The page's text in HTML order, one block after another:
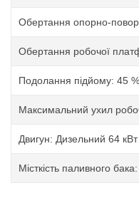
Обертання опорно-
Обертання робочої
Подолання підйому: 45 %
Максимальний ухил
Двигун: Дизельний 64 кВт
Місткість паливного